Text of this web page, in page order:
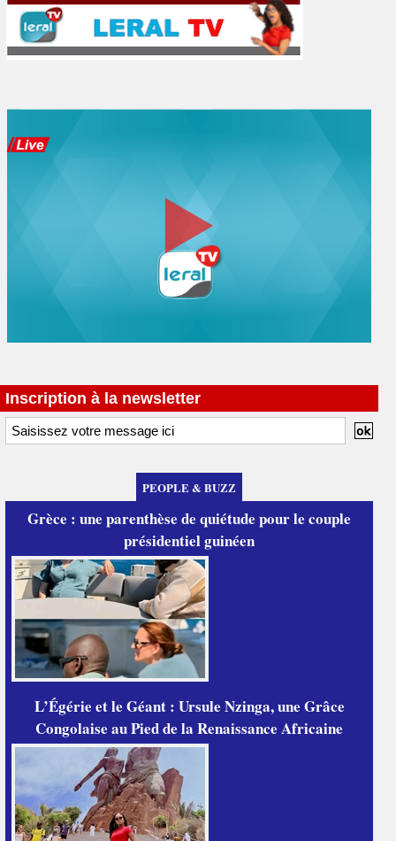
Inscription à la newsletter
PEOPLE & BUZZ
Grèce : une parenthèse de quiétude pour le couple
présidentiel guinéen
L’Égérie et le Géant : Ursule Nzinga, une Grâce
Congolaise au Pied de la Renaissance Africaine